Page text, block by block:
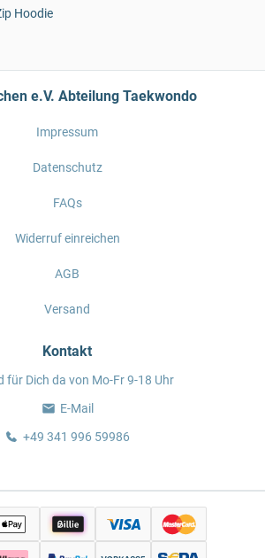
Hoodie
e.V. Abteilung Taekwondo
Impressum
Datenschutz
FAQs
Widerruf einreichen
AGB
Versand
Kontakt
für Dich da von Mo-Fr 9-18 Uhr
E-Mail
+49 341 996 59986